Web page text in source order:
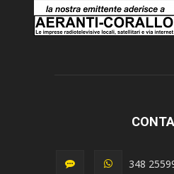
348